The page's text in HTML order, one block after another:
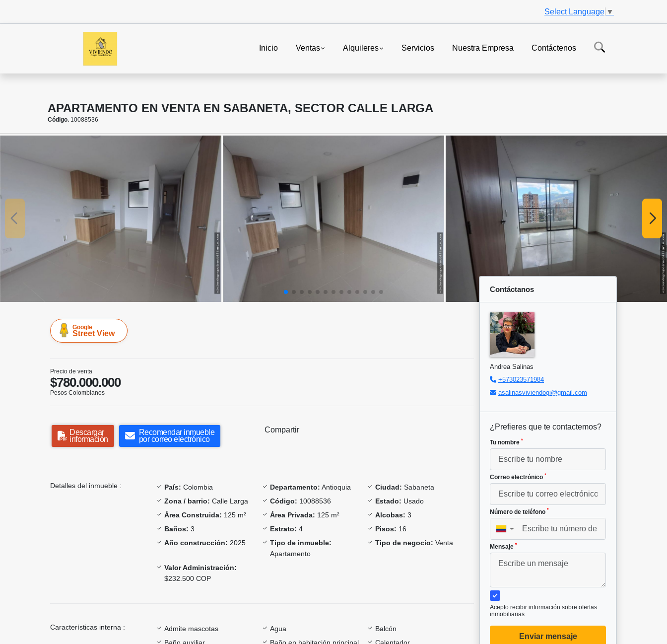
Select Language ▼
Inicio Ventas Alquileres Servicios Nuestra Empresa Contáctenos
APARTAMENTO EN VENTA EN SABANETA, SECTOR CALLE LARGA
Código. 10088536
Google
Street View
Precio de venta
$780.000.000
Pesos Colombianos
Descargar
información
Recomendar inmueble
por correo electrónico
Compartir
Detalles del inmueble : País: Colombia Departamento: Antioquia Ciudad: Sabaneta
Zona / barrio: Calle Larga Código: 10088536 Estado: Usado
Área Construida: 125 m² Área Privada: 125 m² Alcobas: 3
Baños: 3 Estrato: 4 Pisos: 16
Año construcción: 2025
Tipo de inmueble:
Apartamento
Tipo de negocio: Venta
Valor Administración:
$232.500 COP
Características interna : Admite mascotas Agua
Balcón
Baño auxiliar
Baño en habitación principal
Calentador
Contáctanos
Andrea Salinas
+573023571984
asalinasviviendogi@gmail.com
¿Prefieres que te contactemos?
Tu nombre *
Correo electrónico *
Número de teléfono *
▼
Mensaje *
Acepto recibir información sobre ofertas
inmobiliarias
Enviar mensaje